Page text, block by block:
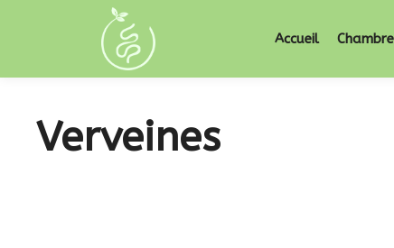
Accueil
Verveines